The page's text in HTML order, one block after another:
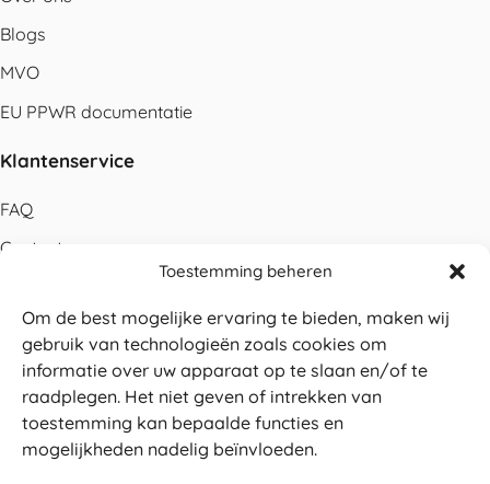
Toestemming beheren
Om de best mogelijke ervaring te bieden, maken wij
gebruik van technologieën zoals cookies om
informatie over uw apparaat op te slaan en/of te
raadplegen. Het niet geven of intrekken van
toestemming kan bepaalde functies en
mogelijkheden nadelig beïnvloeden.
Blogs
MVO
EU PPWR documentatie
Klantenservice
FAQ
Contact
Betalen
Levering
Retouren
Service en garantie